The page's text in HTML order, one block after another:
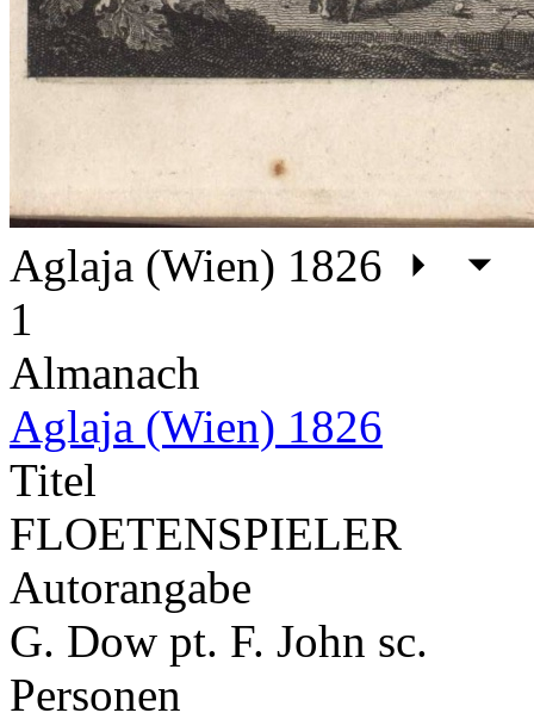
Aglaja (Wien) 1826
1
Almanach
Aglaja (Wien) 1826
Titel
FLOETENSPIELER
Autorangabe
G. Dow pt. F. John sc.
Personen